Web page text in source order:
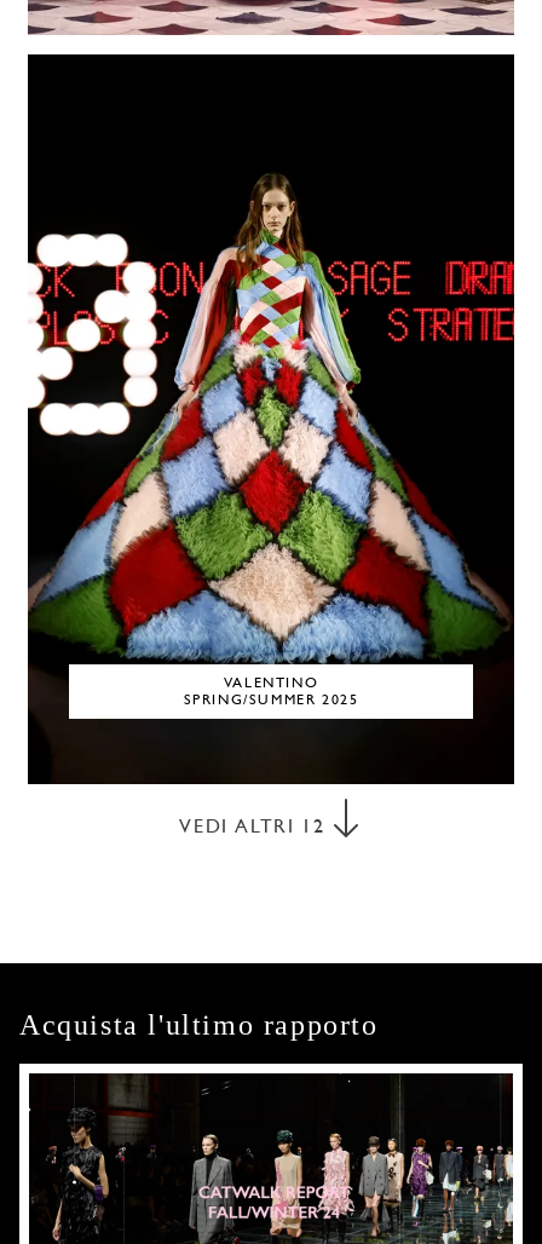
VALENTINO
SPRING/SUMMER 2025
VEDI ALTRI 12
Acquista l'ultimo rapporto